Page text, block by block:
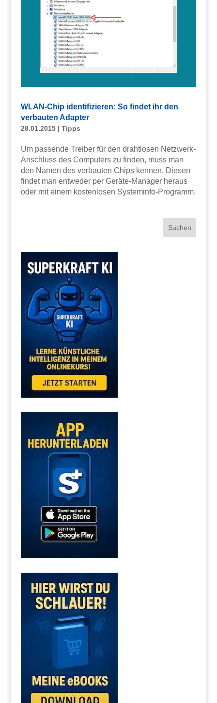
WLAN-Chip identifizieren: So findet ihr den
verbauten Adapter
28.01.2015| Tipps
Um passende Treiber für den drahtlosen Netzwerk-
Anschluss des Computers zu finden, muss man
den Namen des verbauten Chips kennen. Diesen
findet man entweder per Geräte-Manager heraus
oder mit einem kostenlosen Systeminfo-Programm.